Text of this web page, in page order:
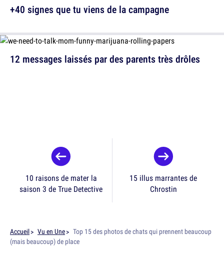
12 messages laissés par des parents très drôles
+40 signes que tu viens de la campagne
10 raisons de mater la
saison 3 de True Detective
15 illus marrantes de
Chrostin
Accueil Vu en Une
Top 15 des photos de chats qui prennent beaucoup
(mais beaucoup) de place